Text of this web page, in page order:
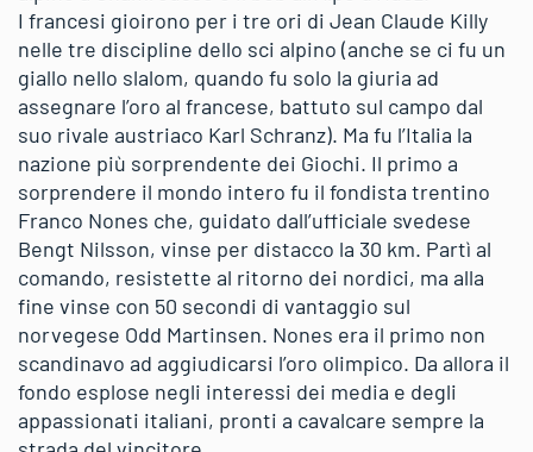
I francesi gioirono per i tre ori di Jean Claude Killy
nelle tre discipline dello sci alpino (anche se ci fu un
giallo nello slalom, quando fu solo la giuria ad
assegnare l’oro al francese, battuto sul campo dal
suo rivale austriaco Karl Schranz). Ma fu l’Italia la
nazione più sorprendente dei Giochi. Il primo a
sorprendere il mondo intero fu il fondista trentino
Franco Nones che, guidato dall’ufficiale svedese
Bengt Nilsson, vinse per distacco la 30 km. Partì al
comando, resistette al ritorno dei nordici, ma alla
fine vinse con 50 secondi di vantaggio sul
norvegese Odd Martinsen. Nones era il primo non
scandinavo ad aggiudicarsi l’oro olimpico. Da allora il
fondo esplose negli interessi dei media e degli
appassionati italiani, pronti a cavalcare sempre la